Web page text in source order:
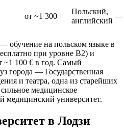
от ~1 300
Польский,
английский
—
на польском языке в
при уровне B2) и
~1 100 € в год. Самый
города — Государственная
и театра, одна из старейших
медицинское
медицинский университет.
в Лодзи